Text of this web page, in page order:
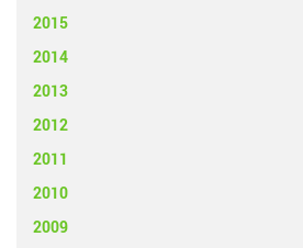
2015
2014
2013
2012
2011
2010
2009